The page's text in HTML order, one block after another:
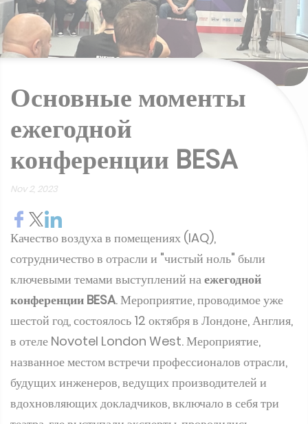
Основные моменты
ежегодной
конференции BESA
Nov 2, 2023
Качество воздуха в помещениях (IAQ),
сотрудничество в отрасли и "чистый ноль" были
ключевыми темами выступлений наежегодной
конференции BESA. Мероприятие, проводимое уже
шестой год, состоялось 12 октября в Лондоне, Англия,
в отеле Novotel London West. Мероприятие,
названное местом встречи профессионалов отрасли,
будущих инженеров, ведущих производителей и
вдохновляющих докладчиков, включало в себя три